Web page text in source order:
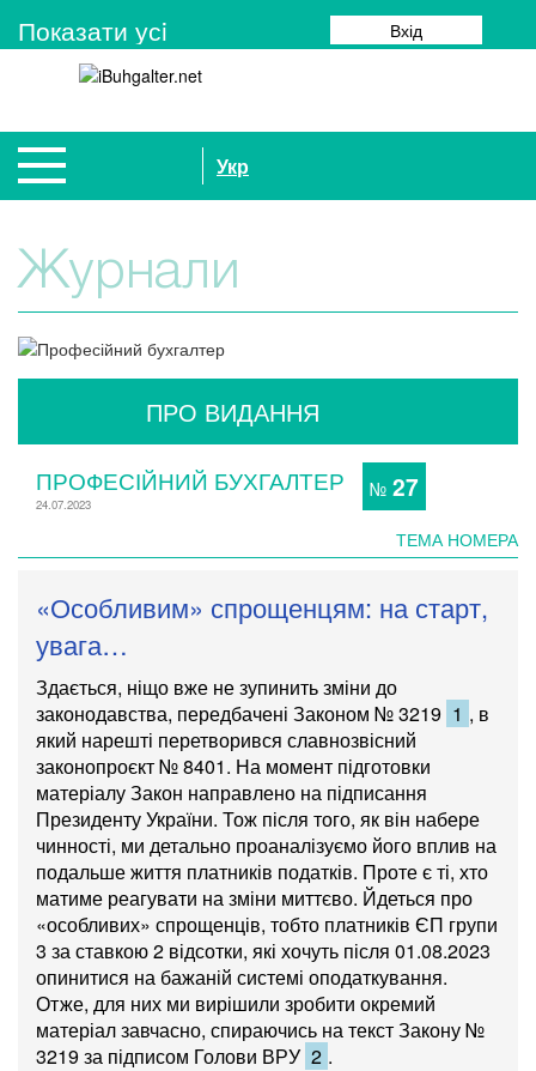
Показати усi Вхід
Укр
Журнали
ПРО ВИДАННЯ
ПРОФЕСІЙНИЙ БУХГАЛТЕР
24.07.2023
№ 27
ТЕМА НОМЕРА
«Особливим» спрощенцям: на старт,
увага…
Здається, ніщо вже не зупинить зміни до
законодавства, передбачені Законом № 3219 1 , в
який нарешті перетворився славнозвісний
законопроєкт № 8401. На момент підготовки
матеріалу Закон направлено на підписання
Президенту України. Тож після того, як він набере
чинності, ми детально проаналізуємо його вплив на
подальше життя платників податків. Проте є ті, хто
матиме реагувати на зміни миттєво. Йдеться про
«особливих» спрощенців, тобто платників ЄП групи
3 за ставкою 2 відсотки, які хочуть після 01.08.2023
опинитися на бажаній системі оподаткування.
Отже, для них ми вирішили зробити окремий
матеріал завчасно, спираючись натекстЗакону №
3219за підписом Голови ВРУ 2 .